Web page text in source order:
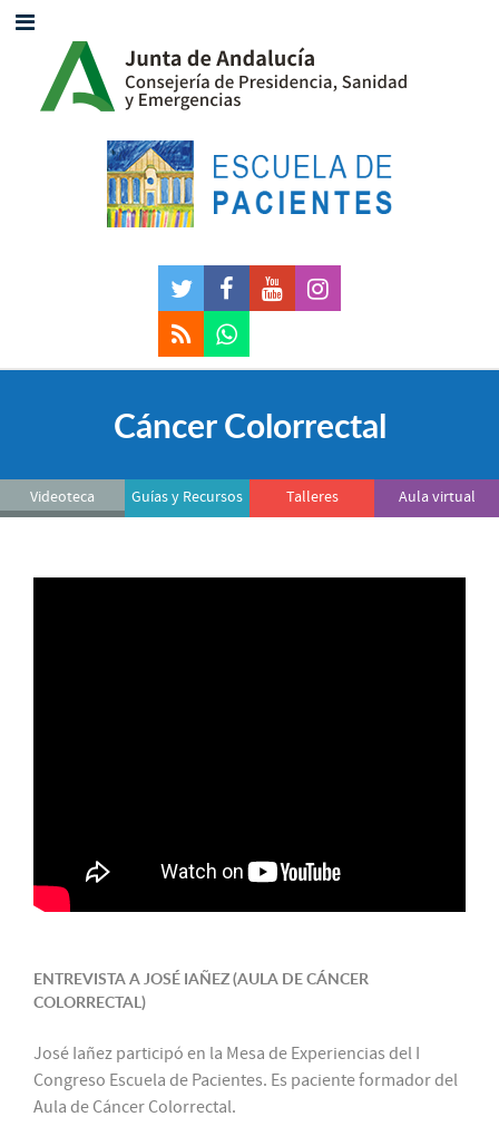
Cáncer Colorrectal
Videoteca Guías y Recursos Talleres Aula virtual
ENTREVISTA A JOSÉ IAÑEZ (AULA DE CÁNCER
COLORRECTAL)
José Iañez participó en la Mesa de Experiencias del I
Congreso Escuela de Pacientes. Es paciente formador del
Aula de Cáncer Colorrectal.